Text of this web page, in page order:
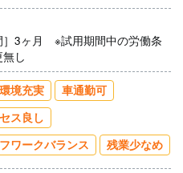
］3ヶ月 ※試用期間中の労働条
し
境充実
車通勤可
ス良し
ワークバランス
残業少なめ